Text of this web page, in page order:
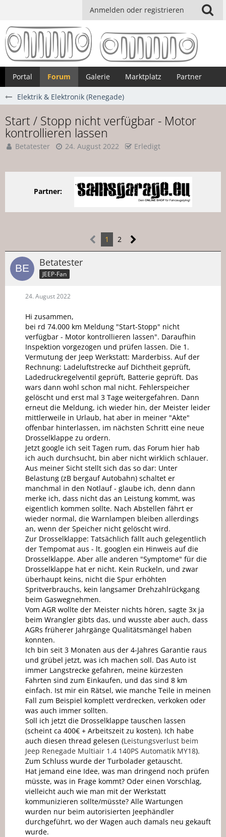
Anmelden oder registrieren
Portal Forum Galerie Marktplatz Partner
Elektrik & Elektronik (Renegade)
Start / Stopp nicht verfügbar - Motor
kontrollieren lassen
Betatester 24. August 2022 Erledigt
Partner:
1 2
Betatester
JEEP-Fan
24. August 2022
Hi zusammen,
bei rd 74.000 km Meldung "Start-Stopp" nicht
verfügbar - Motor kontrollieren lassen". Daraufhin
Inspektion vorgezogen und prüfen lassen. Die 1.
Vermutung der Jeep Werkstatt: Marderbiss. Auf der
Rechnung: Ladeluftstrecke auf Dichtheit geprüft,
Ladedruckregelventil geprüft, Batterie geprüft. Das
wars dann wohl schon mal nicht. Fehlerspeicher
gelöscht und erst mal 3 Tage weitergefahren. Dann
erneut die Meldung, ich wieder hin, der Meister leider
mittlerweile in Urlaub, hat aber in meiner "Akte"
offenbar hinterlassen, im nächsten Schritt eine neue
Drosselklappe zu ordern.
Jetzt google ich seit Tagen rum, das Forum hier hab
ich auch durchsucht, bin aber nicht wirklich schlauer.
Aus meiner Sicht stellt sich das so dar: Unter
Belastung (zB bergauf Autobahn) schaltet er
manchmal in den Notlauf - glaube ich, denn dann
merke ich, dass nicht das an Leistung kommt, was
eigentlich kommen sollte. Nach Abstellen fährt er
wieder normal, die Warnlampen bleiben allerdings
an, wenn der Speicher nicht gelöscht wird.
Zur Drosselklappe: Tatsächlich fällt auch gelegentlich
der Tempomat aus - lt. googlen ein Hinweis auf die
Drosselklappe. Aber alle anderen "Symptome" für die
Drosselklappe hat er nicht. Kein Ruckeln, und zwar
überhaupt keins, nicht die Spur erhöhten
Spritverbrauchs, kein langsamer Drehzahlrückgang
beim Gaswegnehmen.
Vom AGR wollte der Meister nichts hören, sagte 3x ja
beim Wrangler gibts das, und wusste aber auch, dass
AGRs früherer Jahrgänge Qualitätsmängel haben
konnten.
Ich bin seit 3 Monaten aus der 4-Jahres Garantie raus
und grübel jetzt, was ich machen soll. Das Auto ist
immer Langstrecke gefahren, meine kürzesten
Fahrten sind zum Einkaufen, und das sind 8 km
einfach. Ist mir ein Rätsel, wie manche Teile in meinen
Fall zum Beispiel komplett verdrecken, verkoken oder
was auch immer sollten.
Soll ich jetzt die Drosselklappe tauschen lassen
(scheint ca 400€ + Arbeitszeit zu kosten). Ich habe
auch diesen thread gelesen (Leistungsverlust beim
Jeep Renegade Multiair 1.4 140PS Automatik MY18).
Zum Schluss wurde der Turbolader getauscht.
Hat jemand eine Idee, was man dringend noch prüfen
müsste, was in Frage kommt? Oder einen Vorschlag,
vielleicht auch wie man mit der Werkstatt
kommunizieren sollte/müsste? Alle Wartungen
wurden nur beim autorisierten Jeephändler
durchgeführt, wo der Wagen auch damals neu gekauft
wurde.